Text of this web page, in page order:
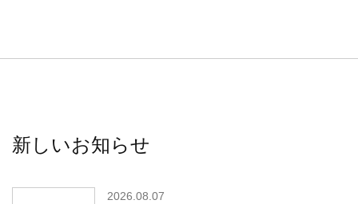
新しいお知らせ
2026.08.07